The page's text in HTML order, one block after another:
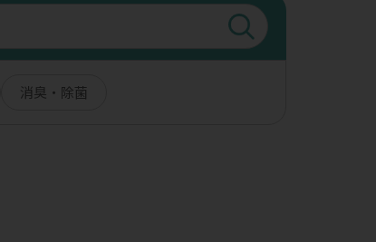
消臭・除菌